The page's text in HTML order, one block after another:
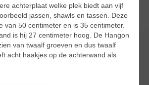
achterplaat welke plek biedt aan vijf
jassen, shawls en tassen. Deze
van 50 centimeter en is 35 centimeter.
is hij 27 centimeter hoog. De Hangon
van twaalf groeven en dus twaalf
acht haakjes op de achterwand als